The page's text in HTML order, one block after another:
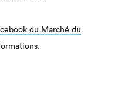
du Marché du